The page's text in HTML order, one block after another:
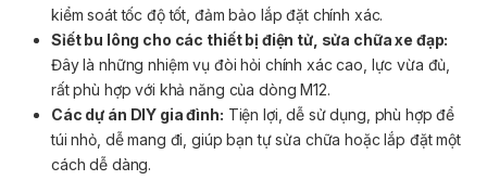
kiểm soát tốc độ tốt, đảm bảo lắp đặt chính xác.
Sỉết bu lông cho các thiết bị điện tử, sửa chữa xe đạp:
Đây là những nhiệm vụ đòi hỏi chính xác cao, lực vừa đủ,
rất phù hợp với khả năng của dòng M12.
Các dự án DIY gia đình: Tiện lợi, dễ sử dụng, phù hợp để
túi nhỏ, dễ mang đi, giúp bạn tự sửa chữa hoặc lắp đặt một
cách dễ dàng.